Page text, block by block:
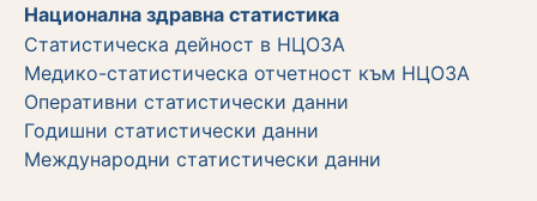
Национална здравна статистика
Статистическа дейност в НЦОЗА
Медико-статистическа отчетност към НЦОЗА
Оперативни статистически данни
Годишни статистически данни
Международни статистически данни